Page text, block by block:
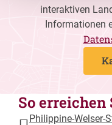
interaktiven
Informationen
So erreichen
Philippine-Welser-